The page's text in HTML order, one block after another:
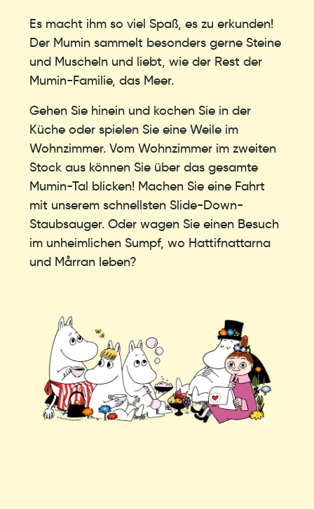
Es macht ihm so viel Spaß, es zu erkunden!
Der Mumin sammelt besonders gerne Steine ​​
und Muscheln und liebt, wie der Rest der
Mumin-Familie, das Meer.
Gehen Sie hinein und kochen Sie in der
Küche oder spielen Sie eine Weile im
Wohnzimmer. Vom Wohnzimmer im zweiten
Stock aus können Sie über das gesamte
Mumin-Tal blicken! Machen Sie eine Fahrt
mit unserem schnellsten Slide-Down-
Staubsauger. Oder wagen Sie einen Besuch
im unheimlichen Sumpf, wo Hattifnattarna
und Mårran leben?